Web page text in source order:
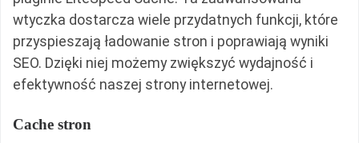
wtyczka dostarcza wiele przydatnych funkcji, które
przyspieszają ładowanie stron i poprawiają wyniki
SEO. Dzięki niej możemy zwiększyć wydajność i
efektywność naszej strony internetowej.
Cache stron